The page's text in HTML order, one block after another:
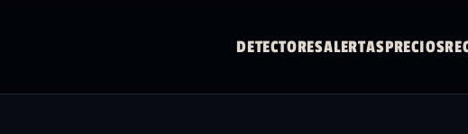
DETECTORESALERTASPRECIOS